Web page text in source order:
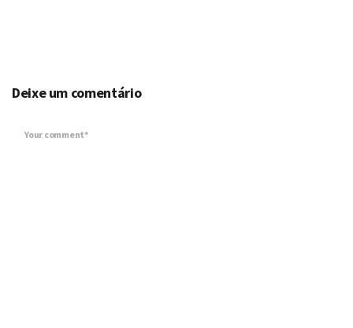
Deixe um comentário
Your comment*